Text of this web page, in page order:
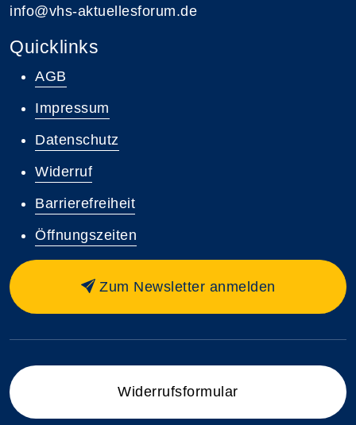
info@vhs-aktuellesforum.de
Quicklinks
AGB
Impressum
Datenschutz
Widerruf
Barrierefreiheit
Öffnungszeiten
Zum Newsletter anmelden
Widerrufsformular